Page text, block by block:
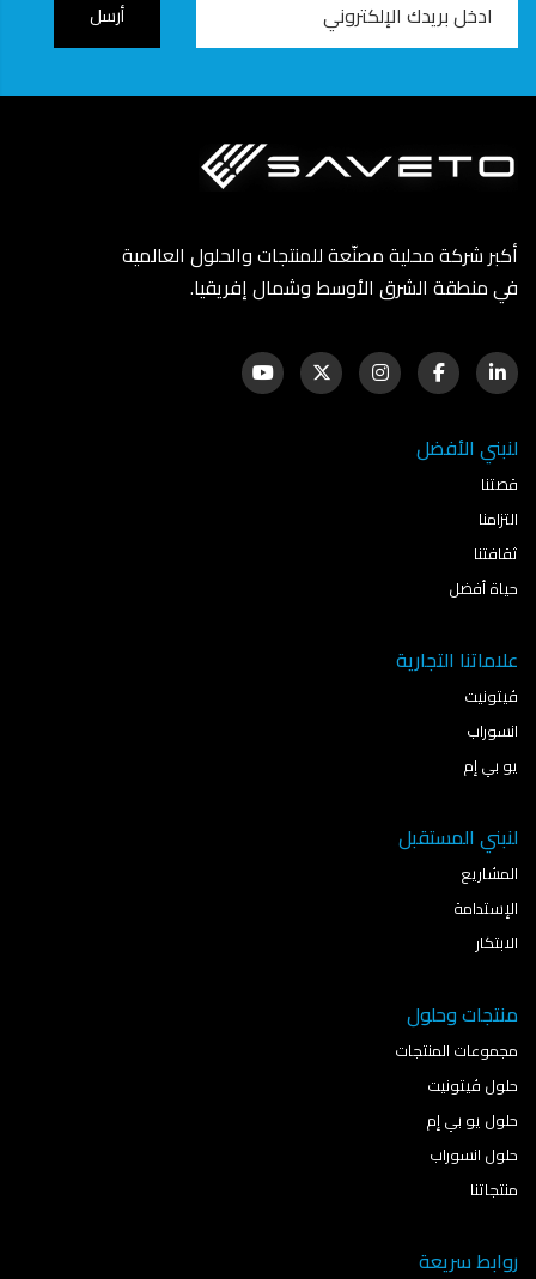
Address
أكبر شركة محلية مصنّعة للمنتجات والحلول العالمية
في منطقة الشرق الأوسط وشمال إفريقيا.
لنبني الأفضل
قصتنا
التزامنا
ثقافتنا
حياة أفضل
علاماتنا التجارية
ڤيتونيت
انسوراب
يو بي إم
لنبني المستقبل
المشاريع
الإستدامة
الابتكار
منتجات وحلول
مجموعات المنتجات
حلول ڤيتونيت
حلول يو بي إم
حلول انسوراب
منتجاتنا
روابط سريعة